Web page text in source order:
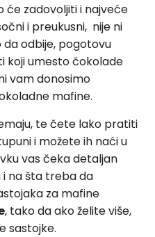
će zadovoljiti i najveće
i preukusni, nije ni
odbije, pogotovu
koji umesto čokolade
vam donosimo
mafine.
te čete lako pratiti
i možete ih naći u
vas čeka detaljan
na šta treba da
za mafine
, tako da ako želite više,
sastojke.